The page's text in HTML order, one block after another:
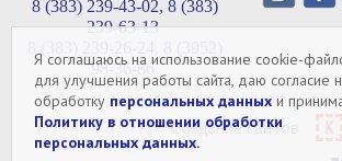
Я соглашаюсь на использование cookie-
для улучшения работы сайта, даю согласие
обработку персональных данных и
Политику в отношении обработки
персональных данных.
8 (383) 239-43-02, 8 (383)
239-63-13
98-36-86
Создание сайтов